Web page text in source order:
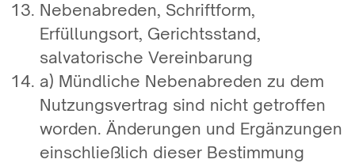
Nebenabreden, Schriftform,
Erfüllungsort, Gerichtsstand,
salvatorische Vereinbarung
a) Mündliche Nebenabreden zu dem
Nutzungsvertrag sind nicht getroffen
worden. Änderungen und Ergänzungen
einschließlich dieser Bestimmung